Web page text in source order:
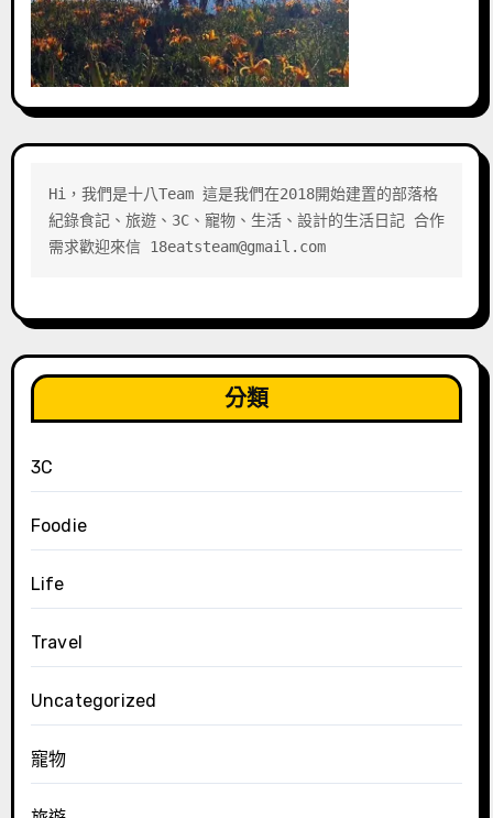
Hi，我們是十八Team 這是我們在2018開始建置的部落格
紀錄食記、旅遊、3C、寵物、生活、設計的生活日記 合作
需求歡迎來信 18eatsteam@gmail.com
分類
3C
Foodie
Life
Travel
Uncategorized
寵物